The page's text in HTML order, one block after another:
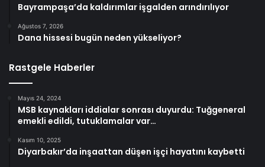
Bayrampaşa’da kaldırımlar işgalden arındırılıyor
Ağustos 7, 2026
Dana hissesi bugün neden yükseliyor?
Rastgele Haberler
Mayıs 24, 2024
MSB kaynakları iddialar sonrası duyurdu: Tuğgeneral
emekli edildi, tutuklamalar var…
Kasım 10, 2025
Diyarbakır’da inşaattan düşen işçi hayatını kaybetti